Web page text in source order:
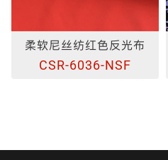
炫彩印花反光布15号图
CSR-XC-015